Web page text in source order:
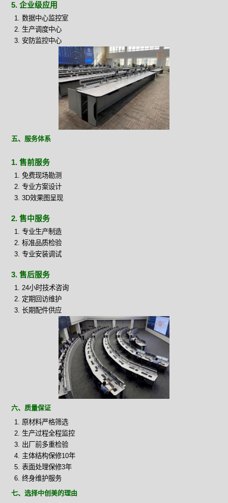
5. 企业级应用
数据中心监控室
生产调度中心
安防监控中心
五、服务体系
1. 售前服务
免费现场勘测
专业方案设计
3D效果图呈现
2. 售中服务
专业生产制造
标准品质检验
专业安装调试
3. 售后服务
24小时技术咨询
定期回访维护
长期配件供应
六、质量保证
原材料严格筛选
生产过程全程监控
出厂前多重检验
主体结构保修10年
表面处理保修3年
终身维护服务
七、选择中创美的理由